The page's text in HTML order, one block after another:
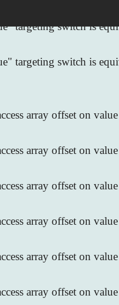
targeting switch is
targeting switch is
array offset on
array offset on
array offset on
array offset on
array offset on
array offset on